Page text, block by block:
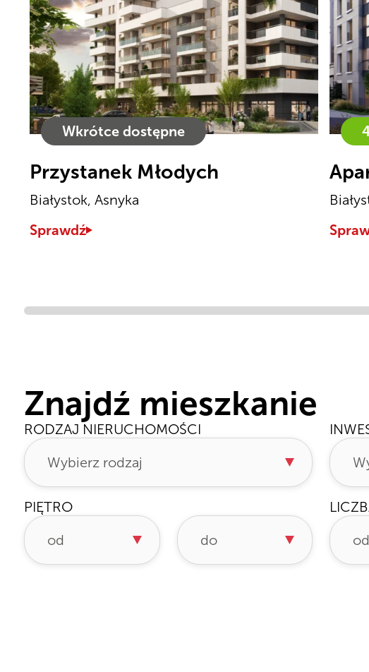
Wkrótce dostępne
Przystanek Młodych
Białystok, Asnyka
Sprawdź
Znajdź mieszkanie
RODZAJ NIERUCHOMOŚCI
PIĘTRO